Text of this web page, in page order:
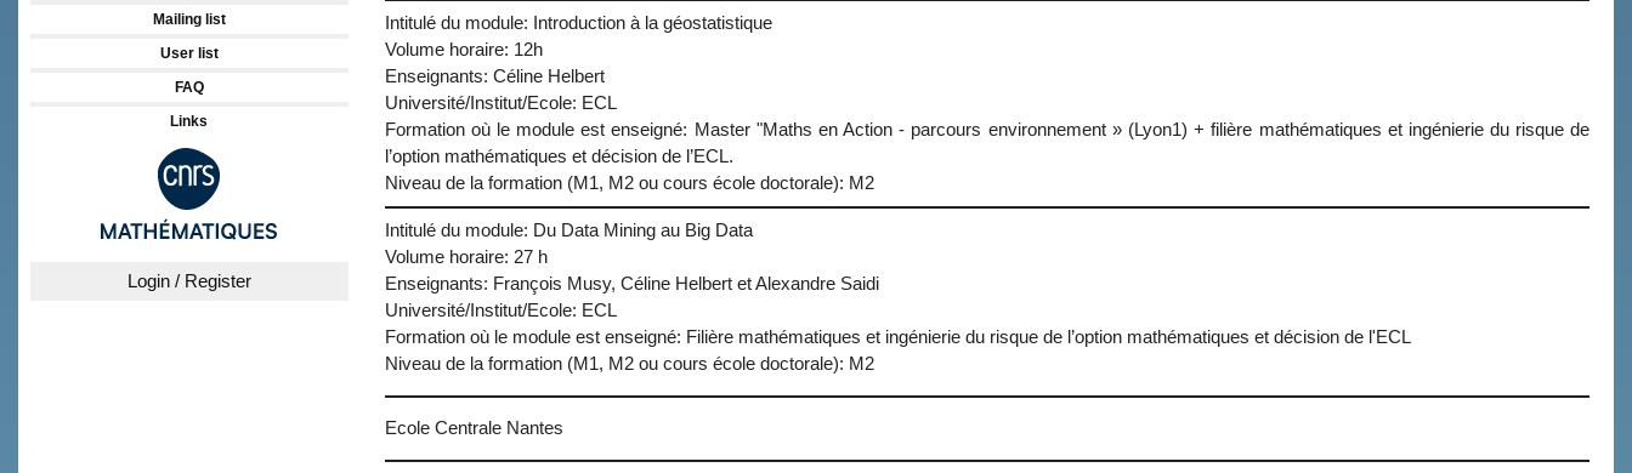
Mailing list
User list
FAQ
Links
Login / Register
Intitulé du module: Introduction à la géostatistique
Volume horaire: 12h
Enseignants: Céline Helbert
Université/Institut/Ecole: ECL
Formation où le module est enseigné: Master "Maths en Action - parcours environnement » (Lyon1) + filière mathématiques et ingénierie du risque de
l’option mathématiques et décision de l’ECL.
Niveau de la formation (M1, M2 ou cours école doctorale): M2
Intitulé du module: Du Data Mining au Big Data
Volume horaire: 27 h
Enseignants: François Musy, Céline Helbert et Alexandre Saidi
Université/Institut/Ecole: ECL
Formation où le module est enseigné: Filière mathématiques et ingénierie du risque de l’option mathématiques et décision de l'ECL
Niveau de la formation (M1, M2 ou cours école doctorale): M2
Ecole Centrale Nantes